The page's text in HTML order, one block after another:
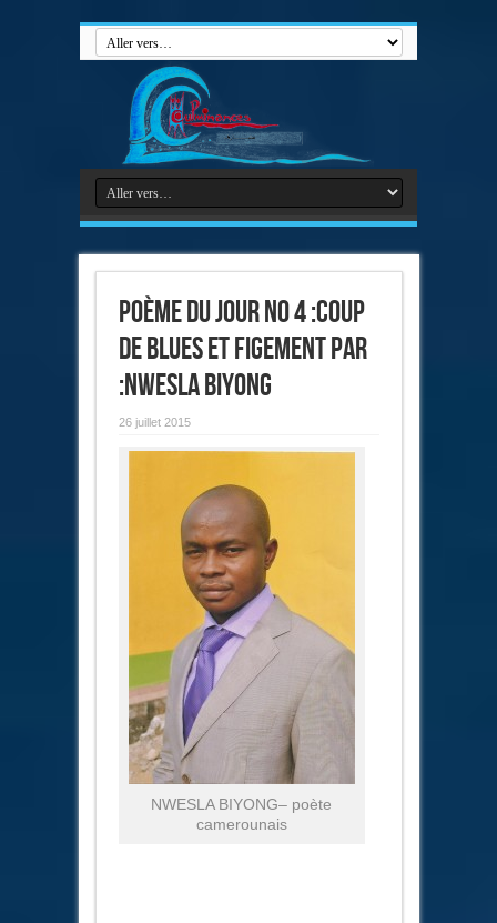
Poème du jour no 4 :Coup
de blues et figement par
:NWESLA BIYONG
26 juillet 2015
NWESLA BIYONG– poète
camerounais